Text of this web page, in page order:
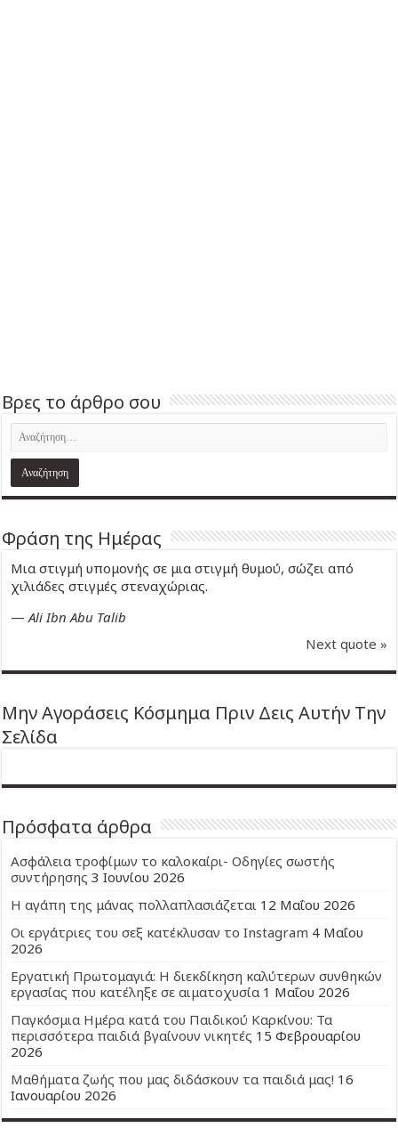
Βρες το άρθρο σου
Φράση της Ημέρας
Μια στιγμή υπομονής σε μια στιγμή θυμού, σώζει από
χιλιάδες στιγμές στεναχώριας.
—Ali Ibn Abu Talib
Next quote »
Μην Αγοράσεις Κόσμημα Πριν Δεις Αυτήν Την
Σελίδα
Πρόσφατα άρθρα
Ασφάλεια τροφίμων το καλοκαίρι- Οδηγίες σωστής
συντήρησης 3 Ιουνίου 2026
Η αγάπη της μάνας πολλαπλασιάζεται 12 Μαΐου 2026
Οι εργάτριες του σεξ κατέκλυσαν το Instagram 4 Μαΐου
2026
Εργατική Πρωτομαγιά: Η διεκδίκηση καλύτερων συνθηκών
εργασίας που κατέληξε σε αιματοχυσία 1 Μαΐου 2026
Παγκόσμια Ημέρα κατά του Παιδικού Καρκίνου: Τα
περισσότερα παιδιά βγαίνουν νικητές 15 Φεβρουαρίου
2026
Μαθήματα ζωής που μας διδάσκουν τα παιδιά μας! 16
Ιανουαρίου 2026